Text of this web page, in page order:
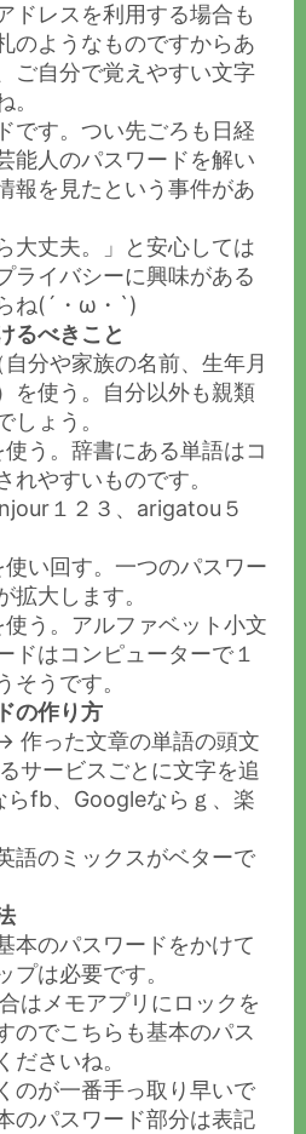
ドレスを利用する場合も
のようなものですからあ
ご自分で覚えやすい文字
です。つい先ごろも日経
能人のパスワードを解い
報を見たという事件があ
大丈夫。」と安心しては
ライバシーに興味がある
ね(´・ω・`)
るべきこと
分や家族の名前、生年月
を使う。自分以外も親類
しょう。
う。辞書にある単語はコ
れやすいものです。
１２３、arigatou５
い回す。一つのパスワー
拡大します。
う。アルファベット小文
ドはコンピューターで１
そうです。
の作り方
作った文章の単語の頭文
サービスごとに文字を追
fb、Googleならｇ、楽
語のミックスがベターで
本のパスワードをかけて
プは必要です。
はメモアプリにロックを
のでこちらも基本のパス
ださいね。
のが一番手っ取り早いで
のパスワード部分は表記